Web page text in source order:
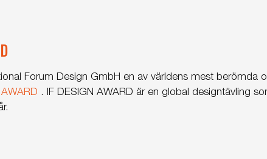
Forum Design GmbH en av världens mest berömda
. IF DESIGN AWARD är en global designtävling